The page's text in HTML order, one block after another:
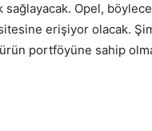
Opel, böylece
erişiyor olacak.
portföyüne sahip